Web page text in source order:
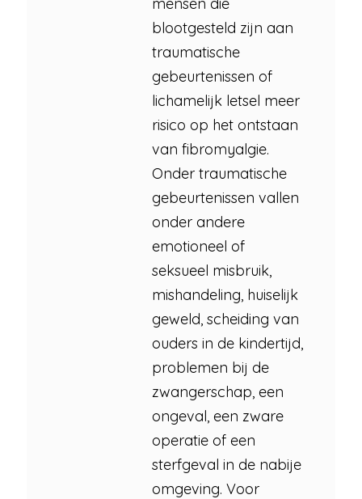
blootgesteld zijn aan
traumatische
gebeurtenissen of
lichamelijk letsel meer
risico op het ontstaan
van fibromyalgie.
Onder traumatische
gebeurtenissen vallen
onder andere
emotioneel of
seksueel misbruik,
mishandeling, huiselijk
geweld, scheiding van
ouders in de kindertijd,
problemen bij de
zwangerschap, een
ongeval, een zware
operatie of een
sterfgeval in de nabije
omgeving. Voor